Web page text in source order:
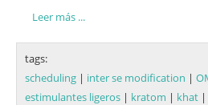
Leer más ...
tags:
scheduling | inter se modification |
estimulantes ligeros | kratom | khat |